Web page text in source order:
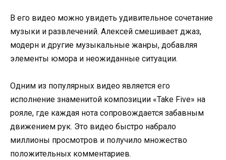
В его видео можно увидеть удивительное сочетание
музыки и развлечений. Алексей смешивает джаз,
модерн и другие музыкальные жанры, добавляя
элементы юмора и неожиданные ситуации.
Одним из популярных видео является его
исполнение знаменитой композиции «Take Five» на
рояле, где каждая нота сопровождается забавным
движением рук. Это видео быстро набрало
миллионы просмотров и получило множество
положительных комментариев.